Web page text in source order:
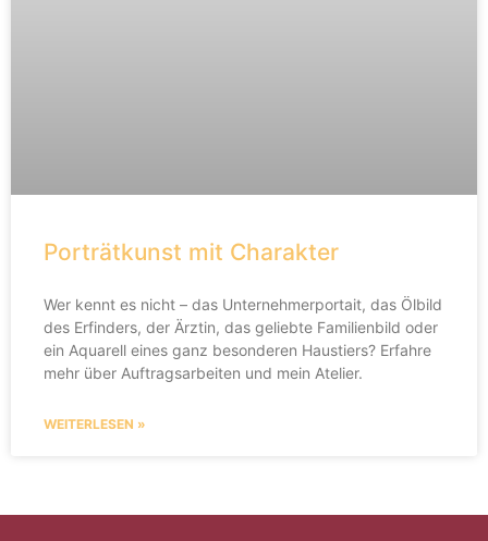
Porträtkunst mit Charakter
Wer kennt es nicht – das Unternehmerportait, das Ölbild
des Erfinders, der Ärztin, das geliebte Familienbild oder
ein Aquarell eines ganz besonderen Haustiers? Erfahre
mehr über Auftragsarbeiten und mein Atelier.
WEITERLESEN »